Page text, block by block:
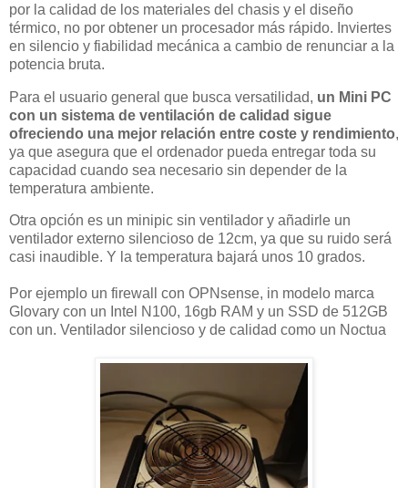
por la calidad de los materiales del chasis y el diseño
térmico, no por obtener un procesador más rápido. Inviertes
en silencio y fiabilidad mecánica a cambio de renunciar a la
potencia bruta.
Para el usuario general que busca versatilidad, un Mini PC
con un sistema de ventilación de calidad sigue
ofreciendo una mejor relación entre coste y rendimiento,
ya que asegura que el ordenador pueda entregar toda su
capacidad cuando sea necesario sin depender de la
temperatura ambiente.
Otra opción es un minipic sin ventilador y añadirle un
ventilador externo silencioso de 12cm, ya que su ruido será
casi inaudible. Y la temperatura bajará unos 10 grados.
Por ejemplo un firewall con OPNsense, in modelo marca
Glovary con un Intel N100, 16gb RAM y un SSD de 512GB
con un. Ventilador silencioso y de calidad como un Noctua